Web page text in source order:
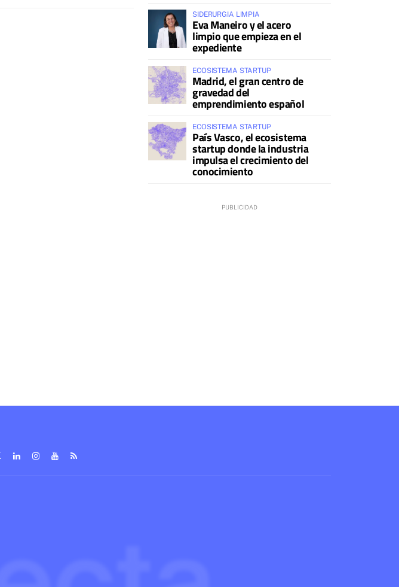
SIDERURGIA LIMPIA
Eva Maneiro y el acero
limpio que empieza en el
expediente
ECOSISTEMA STARTUP
Madrid, el gran centro de
gravedad del
emprendimiento español
ECOSISTEMA STARTUP
País Vasco, el ecosistema
startup donde la industria
impulsa el crecimiento del
conocimiento